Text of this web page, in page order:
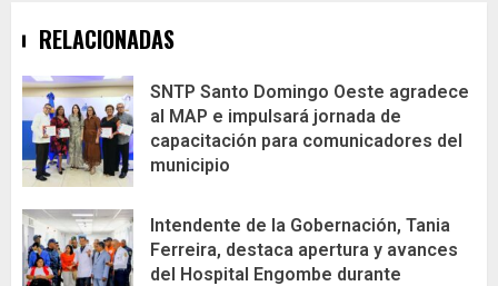
RELACIONADAS
SNTP Santo Domingo Oeste agradece
al MAP e impulsará jornada de
capacitación para comunicadores del
municipio
Intendente de la Gobernación, Tania
Ferreira, destaca apertura y avances
del Hospital Engombe durante